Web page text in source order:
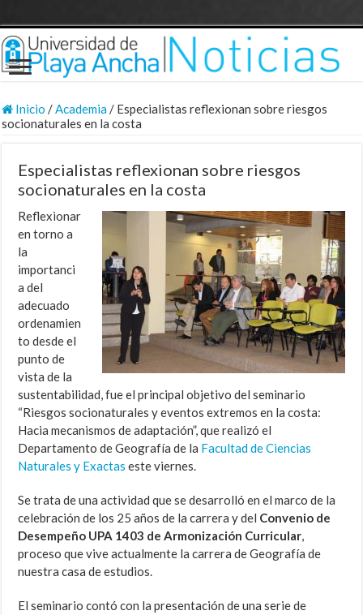
Inicio /Academia/ Especialistas reflexionan sobre riesgos
socionaturales en la costa
Especialistas reflexionan sobre riesgos
socionaturales en la costa
Reflexionar
en torno a
la
importanci
a del
adecuado
ordenamien
to desde el
punto de
vista de la
sustentabilidad, fue el principal objetivo del seminario
“Riesgos socionaturales y eventos extremos en la costa:
Hacia mecanismos de adaptación”, que realizó el
Departamento de Geografía de la Facultad de Ciencias
Naturales y Exactas este viernes.
Se trata de una actividad que se desarrolló en el marco de la
celebración de los 25 años de la carrera y del Convenio de
Desempeño UPA 1403 de Armonización Curricular,
proceso que vive actualmente la carrera de Geografía de
nuestra casa de estudios.
El seminario contó con la presentación de una serie de